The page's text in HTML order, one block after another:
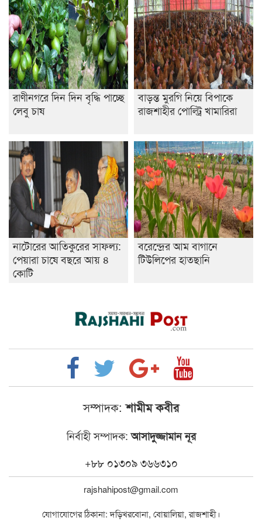
রাণীনগরে দিন দিন বৃদ্ধি পাচ্ছে
লেবু চাষ
বাড়ন্ত মুরগি নিয়ে বিপাকে
রাজশাহীর পোল্ট্রি খামারিরা
নাটোরের আতিকুরের সাফল্য:
পেয়ারা চাষে বছরে আয় ৪
কোটি
বরেন্দ্রের আম বাগানে
টিউলিপের হাতছানি
সম্পাদক: শামীম কবীর
নির্বাহী সম্পাদক:আসাদুজ্জামান নূর
+৮৮ ০১৩০৯ ৩৬৬৩১০
rajshahipost@gmail.com
যোগাযোগের ঠিকানা: দড়িখরবোনা, বোয়ালিয়া, রাজশাহী।